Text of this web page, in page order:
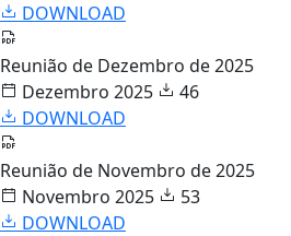
DOWNLOAD
Reunião de Dezembro de 2025
Dezembro 2025
46
DOWNLOAD
Reunião de Novembro de 2025
Novembro 2025
53
DOWNLOAD